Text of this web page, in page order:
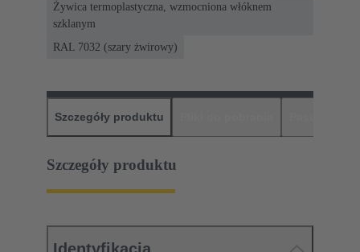
Żywica termoplastyczna, wzmocniona włóknem
szklanym
RAL 7032 (szary żwirowy)
Szczegóły produktu
Szczegóły produktu